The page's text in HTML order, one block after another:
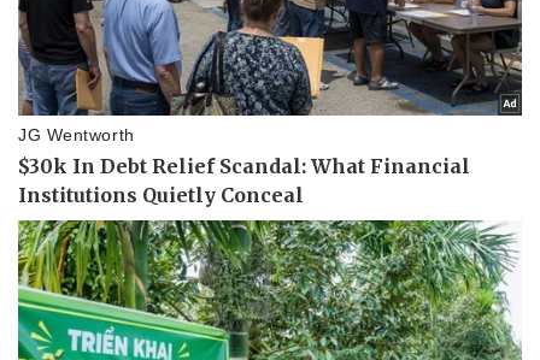
Thể thao
Bóng đá
Lịch thi đấu bóng đá
Thế giới thể thao
eSports
Hậu trường
Ô tô - Xe máy
Ô tô
Xe máy
Tư vấn